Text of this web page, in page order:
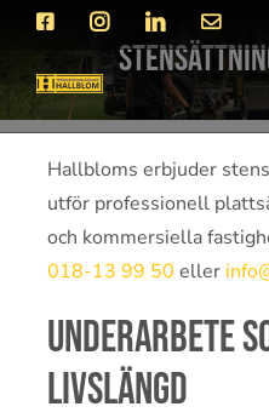
Fortsätt
innehållet
FacebookInstagramLinkedIn
E-
Hallbloms erbjuder
utför professionell
och kommersiella
018-13 99 50 eller
Underarbete
livslängd